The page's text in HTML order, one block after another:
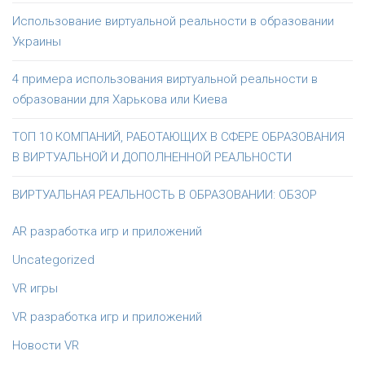
Использование виртуальной реальности в образовании
Украины
4 примера использования виртуальной реальности в
образовании для Харькова или Киева
ТОП 10 КОМПАНИЙ, РАБОТАЮЩИХ В СФЕРЕ ОБРАЗОВАНИЯ
В ВИРТУАЛЬНОЙ И ДОПОЛНЕННОЙ РЕАЛЬНОСТИ
ВИРТУАЛЬНАЯ РЕАЛЬНОСТЬ В ОБРАЗОВАНИИ: ОБЗОР
AR разработка игр и приложений
Uncategorized
VR игры
VR разработка игр и приложений
Новости VR